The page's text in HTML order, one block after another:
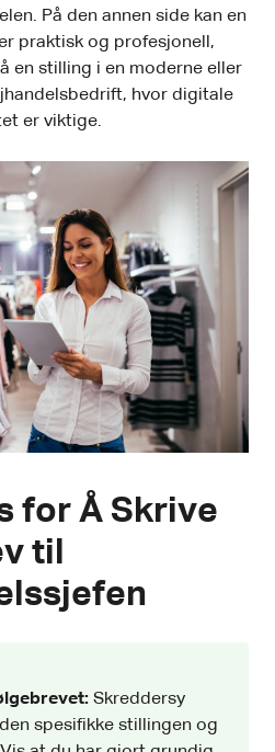
På den annen side kan en
praktisk og profesjonell,
en stilling i en moderne eller
hvor digitale
er viktige.
for Å Skrive
til
Skreddersy
spesifikke stillingen og